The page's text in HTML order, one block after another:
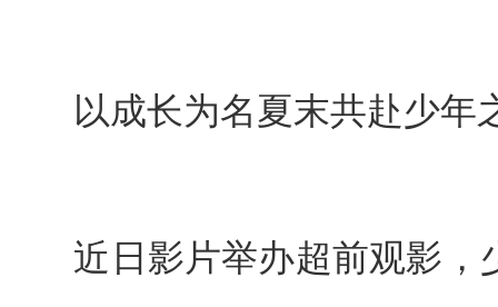
以成长为名夏末共赴少年
近日影片举办超前观影，